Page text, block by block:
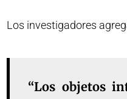
Los investigadores
“Los objetos